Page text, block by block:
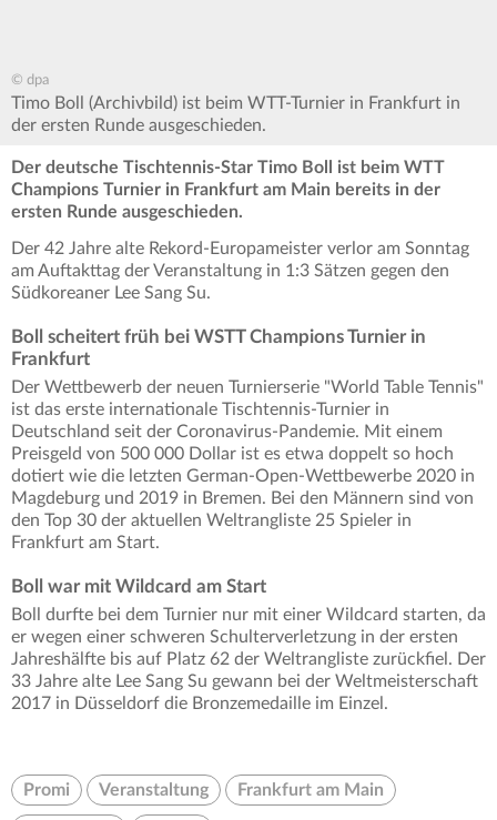
© dpa
Timo Boll (Archivbild) ist beim WTT-Turnier in Frankfurt in
der ersten Runde ausgeschieden.
Der deutsche Tischtennis-Star Timo Boll ist beim WTT
Champions Turnier in Frankfurt am Main bereits in der
ersten Runde ausgeschieden.
Der 42 Jahre alte Rekord-Europameister verlor am Sonntag
am Auftakttag der Veranstaltung in 1:3 Sätzen gegen den
Südkoreaner Lee Sang Su.
Boll scheitert früh bei WSTT Champions Turnier in
Frankfurt
Der Wettbewerb der neuen Turnierserie "World Table Tennis"
ist das erste internationale Tischtennis-Turnier in
Deutschland seit der Coronavirus-Pandemie. Mit einem
Preisgeld von 500 000 Dollar ist es etwa doppelt so hoch
dotiert wie die letzten German-Open-Wettbewerbe 2020 in
Magdeburg und 2019 in Bremen. Bei den Männern sind von
den Top 30 der aktuellen Weltrangliste 25 Spieler in
Frankfurt am Start.
Boll war mit Wildcard am Start
Boll durfte bei dem Turnier nur mit einer Wildcard starten, da
er wegen einer schweren Schulterverletzung in der ersten
Jahreshälfte bis auf Platz 62 der Weltrangliste zurückfiel. Der
33 Jahre alte Lee Sang Su gewann bei der Weltmeisterschaft
2017 in Düsseldorf die Bronzemedaille im Einzel.
Promi Veranstaltung Frankfurt am Main